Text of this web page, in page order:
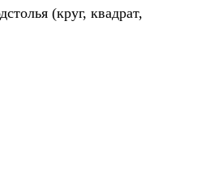
(круг, квадрат,